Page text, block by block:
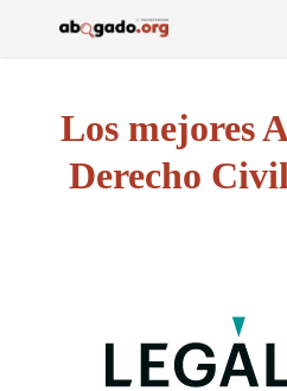
Los mejores
Derecho